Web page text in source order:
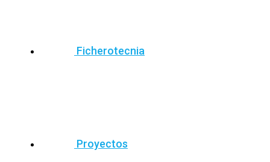
Ficherotecnia
Proyectos